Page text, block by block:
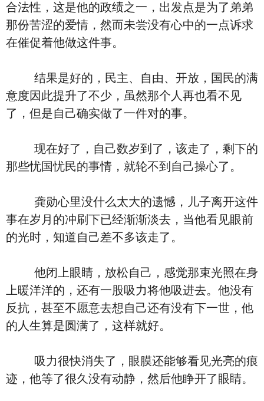
合法性，这是他的政绩之一，出发点是为了弟弟
那份苦涩的爱情，然而未尝没有心中的一点诉求
在催促着他做这件事。
结果是好的，民主、自由、开放，国民的满
意度因此提升了不少，虽然那个人再也看不见
了，但是自己确实做了一件对的事。
现在好了，自己数岁到了，该走了，剩下的
那些忧国忧民的事情，就轮不到自己操心了。
龚勋心里没什么太大的遗憾，儿子离开这件
事在岁月的冲刷下已经渐渐淡去，当他看见眼前
的光时，知道自己差不多该走了。
他闭上眼睛，放松自己，感觉那束光照在身
上暖洋洋的，还有一股吸力将他吸进去。他没有
反抗，甚至不愿意去想自己还有没有下一世，他
的人生算是圆满了，这样就好。
吸力很快消失了，眼膜还能够看见光亮的痕
迹，他等了很久没有动静，然后他睁开了眼睛。